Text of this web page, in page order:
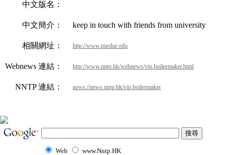
中文版名：
中文簡介： keep in touch with friends from university
相關網址： http://www.purdue.edu
Webnews 連結： http://www.nntp.hk/webnews/vip.boilermaker.html
NNTP 連結： news://news.nntp.hk/vip.boilermaker
Web www.Nntp.HK